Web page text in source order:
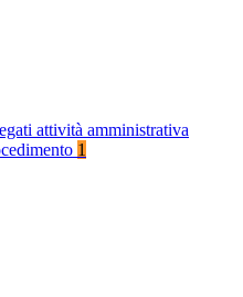
attività amministrativa
1